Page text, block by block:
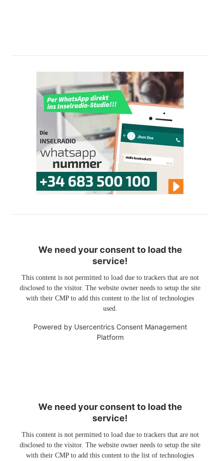
We need your consent to load the
service!
This content is not permitted to load due to trackers that are not
disclosed to the visitor. The website owner needs to setup the site
with their CMP to add this content to the list of technologies
used.
Powered by Usercentrics Consent Management
Platform
We need your consent to load the
service!
This content is not permitted to load due to trackers that are not
disclosed to the visitor. The website owner needs to setup the site
with their CMP to add this content to the list of technologies